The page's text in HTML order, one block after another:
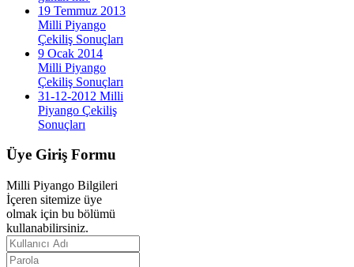
19 Temmuz 2013
Milli Piyango
Çekiliş Sonuçları
9 Ocak 2014
Milli Piyango
Çekiliş Sonuçları
31-12-2012 Milli
Piyango Çekiliş
Sonuçları
Üye Giriş Formu
Milli Piyango Bilgileri
İçeren sitemize üye
olmak için bu bölümü
kullanabilirsiniz.